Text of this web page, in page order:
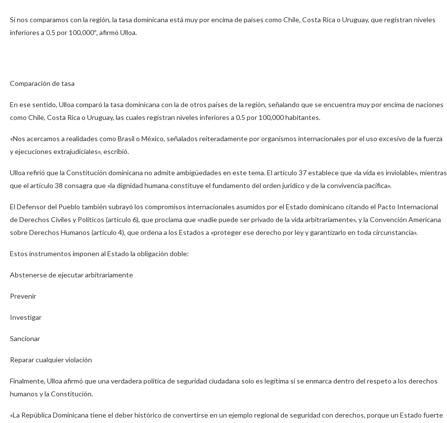
Si nos comparamos con la región, la tasa dominicana está muy por encima de países como Chile, Costa Rica o Uruguay, que registran niveles
inferiores a 0.5 por 100,000″, afirmó Ulloa.
Comparación de tasa
En ese sentido, Ulloa comparó la tasa dominicana con la de otros países de la región, señalando que se encuentra muy por encima de naciones
como Chile, Costa Rica o Uruguay, las cuales registran niveles inferiores a 0.5 por 100,000 habitantes.
«Nos acercamos a realidades como Brasil o México, señalados reiteradamente por organismos internacionales por el uso excesivo de la fuerza
y ejecuciones extrajudiciales», escribió.
Ulloa refirió que la Constitución dominicana no admite ambigüedades en este tema. El artículo 37 establece que «la vida es inviolable», mientras
que el artículo 38 consagra que «la dignidad humana constituye el fundamento del orden jurídico y de la convivencia pacífica».
El Defensor del Pueblo también subrayó los compromisos internacionales asumidos por el Estado dominicano citando el Pacto Internacional
de Derechos Civiles y Políticos (artículo 6), que proclama que «nadie puede ser privado de la vida arbitrariamente», y la Convención Americana
sobre Derechos Humanos (artículo 4), que ordena a los Estados a «proteger ese derecho por ley y garantizarlo en toda circunstancia».
Estos instrumentos imponen al Estado la obligación doble:
Abstenerse de ejecutar arbitrariamente
Prevenir
Investigar
Sancionar
Reparar cualquier violación
Finalmente, Ulloa afirmó que una verdadera política de seguridad ciudadana solo es legítima si se enmarca dentro del respeto a los derechos
humanos y la Constitución.
«La República Dominicana tiene el deber histórico de convertirse en un ejemplo regional de seguridad con derechos, porque un Estado fuerte